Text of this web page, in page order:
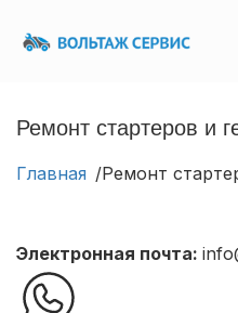
Ремонт стартеров и
Главная Ремонт
Электронная почта: